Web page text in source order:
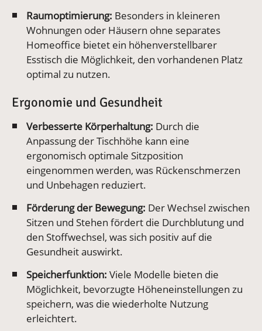
Raumoptimierung: Besonders in kleineren
Wohnungen oder Häusern ohne separates
Homeoffice bietet ein höhenverstellbarer
Esstisch die Möglichkeit, den vorhandenen Platz
optimal zu nutzen.
Ergonomie und Gesundheit
Verbesserte Körperhaltung: Durch die
Anpassung der Tischhöhe kann eine
ergonomisch optimale Sitzposition
eingenommen werden, was Rückenschmerzen
und Unbehagen reduziert.
Förderung der Bewegung: Der Wechsel zwischen
Sitzen und Stehen fördert die Durchblutung und
den Stoffwechsel, was sich positiv auf die
Gesundheit auswirkt.
Speicherfunktion: Viele Modelle bieten die
Möglichkeit, bevorzugte Höheneinstellungen zu
speichern, was die wiederholte Nutzung
erleichtert.